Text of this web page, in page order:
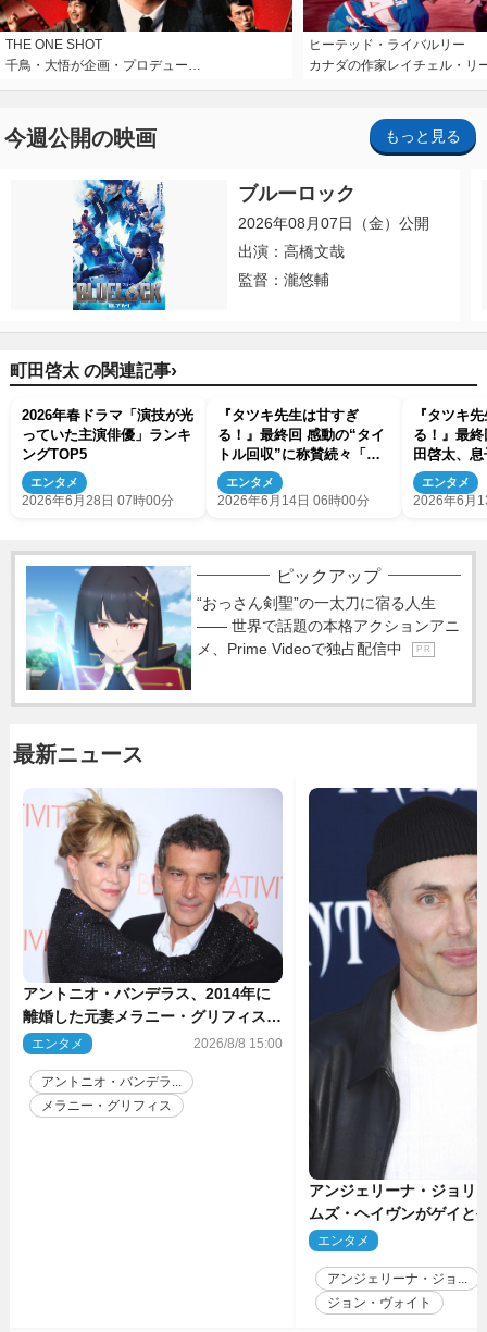
THE ONE SHOT
千鳥・大悟が企画・プロデュー…
ヒーテッド・ライバルリー
カナダの作家レイチェル・リ
今週公開の映画 もっと見る
ブルーロック
2026年08月07日（金）公開
出演：高橋文哉
監督：瀧悠輔
町田啓太 の関連記事›
2026年春ドラマ「演技が光
っていた主演俳優」ランキ
ングTOP5
エンタメ
2026年6月28日 07時00分
『タツキ先生は甘すぎ
る！』最終回 感動の“タイ
トル回収”に称賛続々「こ
ういうことだったのー！」
「泣いた」（ネタバレあ
エンタメ
2026年6月14日 06時00分
『タツキ
る！』最
田啓太、
の顔に触れ
エンタメ
2026年6月
ピックアップ
“おっさん剣聖”の一太刀に宿る人生
―― 世界で話題の本格アクションアニ
メ、Prime Videoで独占配信中
P R
最新ニュース
アントニオ・バンデラス、2014年に
離婚した元妻メラニー・グリフィスは
今も「親友の一人」
エンタメ 2026/8/8 15:00
アントニオ・バンデラ...
メラニー・グリフィス
アンジェリーナ・ジョリ
ムズ・ヘイヴンがゲイ
生配信で明らかに
エンタメ
アンジェリーナ・ジョ...
ジョン・ヴォイト